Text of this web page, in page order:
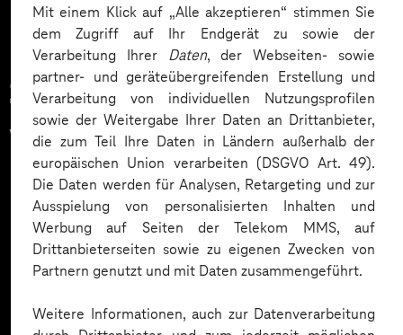
Mit einem Klick auf „Alle akzeptieren“ stimmen Sie
dem Zugriff auf Ihr Endgerät zu sowie der
Verarbeitung Ihrer Daten, der Webseiten- sowie
partner- und geräteübergreifenden Erstellung und
Verarbeitung von individuellen Nutzungsprofilen
sowie der Weitergabe Ihrer Daten an Drittanbieter,
die zum Teil Ihre Daten in Ländern außerhalb der
europäischen Union verarbeiten (DSGVO Art. 49).
Die Daten werden für Analysen, Retargeting und zur
Ausspielung von personalisierten Inhalten und
Werbung auf Seiten der Telekom MMS, auf
Drittanbieterseiten sowie zu eigenen Zwecken von
Partnern genutzt und mit Daten zusammengeführt.
Weitere Informationen, auch zur Datenverarbeitung
Zahlreiche Unternehmen
vertrauen auf unsere
Expertise. Hier eine Auswahl: